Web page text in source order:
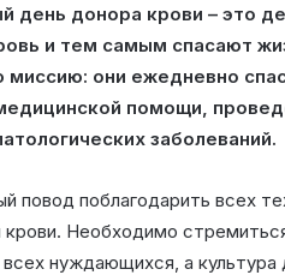
день донора крови – это
и тем самым спасают
они ежедневно
помощи,
заболеваний.
повод поблагодарить всех
Необходимо
нуждающихся, а культура